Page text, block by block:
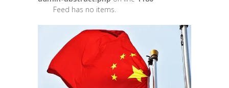
Feed has no items.